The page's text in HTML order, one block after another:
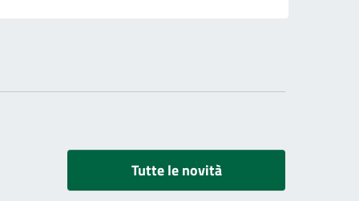
Tutte le novità